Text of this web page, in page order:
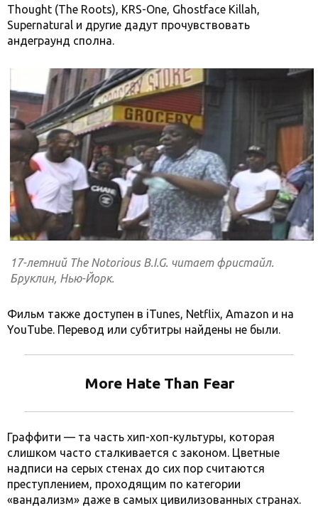
Thought (The Roots), KRS-One, Ghostface Killah,
Supernatural и другие дадут прочувствовать
андеграунд сполна.
17-летний The Notorious B.I.G. читает фристайл.
Бруклин, Нью-Йорк.
Фильм также доступен в iTunes, Netflix, Amazon и на
YouTube. Перевод или субтитры найдены не были.
More Hate Than Fear
Граффити — та часть хип-хоп-культуры, которая
слишком часто сталкивается с законом. Цветные
надписи на серых стенах до сих пор считаются
преступлением, проходящим по категории
«вандализм» даже в самых цивилизованных странах.